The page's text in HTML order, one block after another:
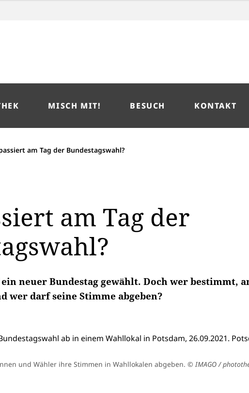
MISCH MIT! BESUCH KONTAKT
am Tag der Bundestagswahl?
am Tag der
neuer Bundestag gewählt. Doch wer bestimmt,
wer darf seine Stimme abgeben?
und Wähler ihre Stimmen in Wahllokalen abgeben. © IMAGO /